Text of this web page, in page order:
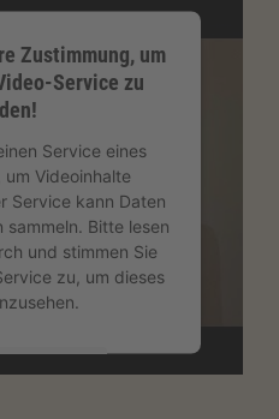
Zustimmung, um
Service zu
Service eines
Videoinhalte
Service kann Daten
Bitte lesen
und stimmen Sie
zu, um dieses